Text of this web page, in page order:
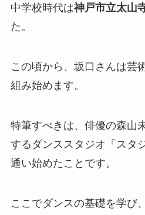
中学校時代は神戸市立太山
た。
この頃から、坂口さんは芸
組み始めます。
特筆すべきは、俳優の森山
するダンススタジオ「スタ
通い始めたことです。
ここでダンスの基礎を学び